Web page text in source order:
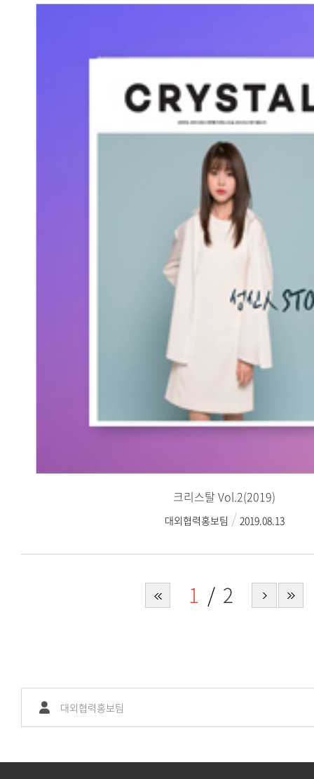
크리스탈 Vol.2(2019)
대외협력홍보팀 2019.08.13
1 2
대외협력홍보팀